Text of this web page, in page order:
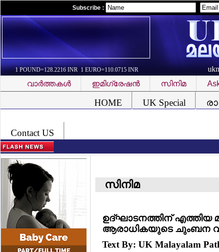
Subscribe :
1 POUND=128.2216 INR 1 EURO=110.0715 INR
വാര്‍ത്തകള്‍
ഇമിഗ്രേഷന്‍ സിനിമ
HOME UK Special
Contact US
സിനിമ
ഉദ്ഘാടനത്തിന് എത്തിയ
ആരാധികയുടെ ചുംബന
Text By: UK Malayalam